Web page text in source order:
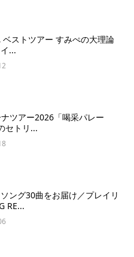
ベストツアー すみぺの大理論
...
ツアー2026「喝采パレー
セトリ...
ング30曲をお届け／プレイリ
RE...